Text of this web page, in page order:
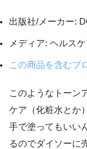
出版社/メーカー:
メディア: ヘルス
この商品を含むブ
このようなトーン
ケア（化粧水とか
手で塗ってもいい
るのでダイソーに